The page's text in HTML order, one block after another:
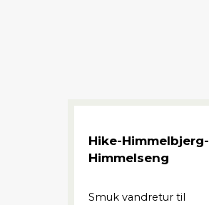
Hike-Himmelbjerg-
Himmelseng
Smuk vandretur til